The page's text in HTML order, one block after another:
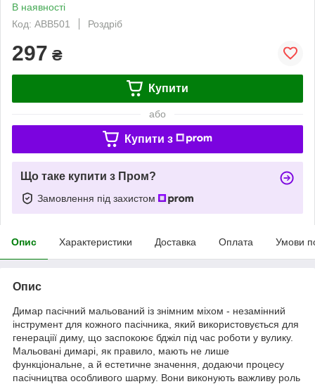
В наявності
Код: АВВ501
Роздріб
297 ₴
Купити
або
Купити з
Що таке купити з Пром?
Замовлення під захистом
Опис Характеристики Доставка Оплата Умови
Опис
Димар пасічний мальований із знімним міхом - незамінний
інструмент для кожного пасічника, який використовується для
генераціії диму, що заспокоює бджіл під час роботи у вулику.
Мальовані димарі, як правило, мають не лише
функціональне, а й естетичне значення, додаючи процесу
пасічництва особливого шарму. Вони виконують важливу роль